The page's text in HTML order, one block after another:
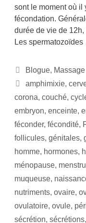
sont le moment où il
fécondation.
durée de vie de
Les
Blogue, Massage
amphimixie,
corona, couché,
embryon, enceinte,
féconder, fécondité,
follicules, génitales,
homme, hormones,
ménopause,
muqueuse,
nutriments, ovaire,
ovulatoire, ovule,
sécrétion, sécrétions,